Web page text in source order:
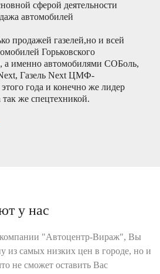
сферой деятельности
автомобилей
продажей газелей,но и всей
Горьковского
а именно автомобилями СОБоль,
Газель Next ЦМФ-
года и конечно же лидер
же спецтехникой.
у нас
"Автоцентр-Вираж", Вы
из самых низких цен в городе, но и
не сможет оставить Вас